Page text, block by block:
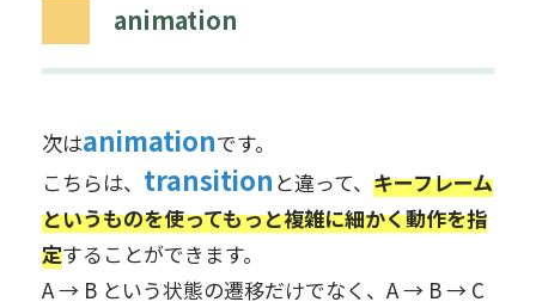
animation
次はanimationです。
こちらは、 transition と違って、 キーフレーム
というものを使ってもっと複雑に細かく動作を指
定することができます。
A → B という状態の遷移だけでなく、A → B → C